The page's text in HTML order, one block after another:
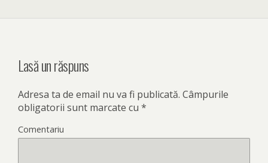
Lasă un răspuns
Adresa ta de email nu va fi publicată. Câmpurile
obligatorii sunt marcate cu *
Comentariu